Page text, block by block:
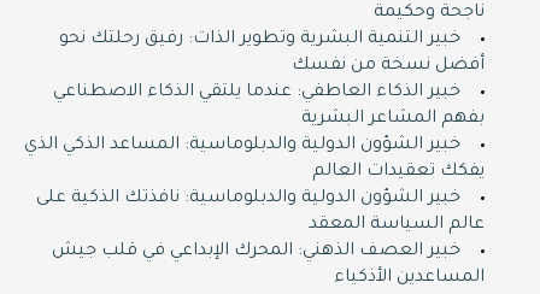
ناجحة وحكيمة
خبير التنمية البشرية وتطوير الذات: رفيق رحلتك نحو
أفضل نسخة من نفسك
خبير الذكاء العاطفي: عندما يلتقي الذكاء الاصطناعي
بفهم المشاعر البشرية
خبير الشؤون الدولية والدبلوماسية: المساعد الذكي الذي
يفكك تعقيدات العالم
خبير الشؤون الدولية والدبلوماسية: نافذتك الذكية على
عالم السياسة المعقد
خبير العصف الذهني: المحرك الإبداعي في قلب جيش
المساعدين الأذكياء